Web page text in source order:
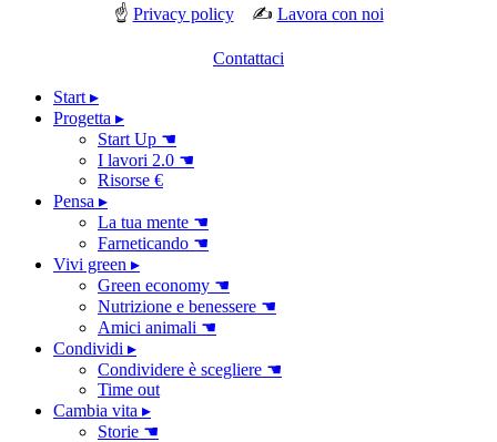
☝ Privacy policy✍ Lavora con noi
Contattaci
Start ▸
Progetta ▸
Start Up ☚
I lavori 2.0 ☚
Risorse €
Pensa ▸
La tua mente ☚
Farneticando ☚
Vivi green ▸
Green economy ☚
Nutrizione e benessere ☚
Amici animali ☚
Condividi ▸
Condividere è scegliere ☚
Time out
Cambia vita ▸
Storie ☚